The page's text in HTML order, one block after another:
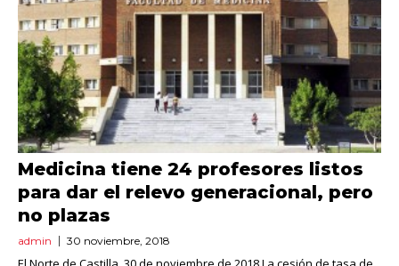
Medicina tiene 24 profesores listos
para dar el relevo generacional, pero
no plazas
admin 30 noviembre, 2018